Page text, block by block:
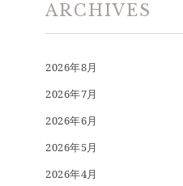
ARCHIVES
2026年8月
2026年7月
2026年6月
2026年5月
2026年4月